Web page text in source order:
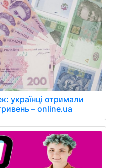
українці отримали
– online.ua